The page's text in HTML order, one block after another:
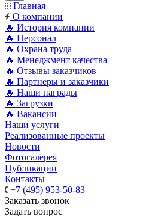
Главная
О компании
🔥 История компании
🔥 Персонал
🔥 Охрана труда
🔥 Менеджмент качества
🔥 Отзывы заказчиков
🔥 Партнеры и заказчики
🔥 Наши награды
🔥 Загрузки
🔥 Вакансии
Наши услуги
Реализованные проекты
Новости
Фотогалерея
Публикации
Контакты
+7 (495) 953-50-83
Заказать звонок
Задать вопрос